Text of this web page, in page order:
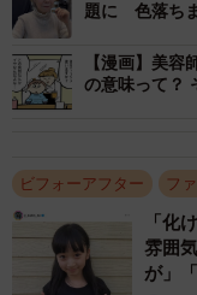
ともみママさん。
「ともみママさんは
していたものの、最
間にトレンドが変わ
かわからない』と悩
そんな彼女の希望ス
題に 色落ち
【漫画】美
の意味って？
ビフォーアフター フ
「化
雰囲
が」